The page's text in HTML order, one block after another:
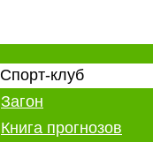
Спорт-клуб
Загон
Книга прогнозов